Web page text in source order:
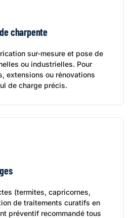
charpente
sur-mesure et pose de
ou industrielles. Pour
extensions ou rénovations
de charge précis.
(termites, capricornes,
de traitements curatifs en
préventif recommandé tous